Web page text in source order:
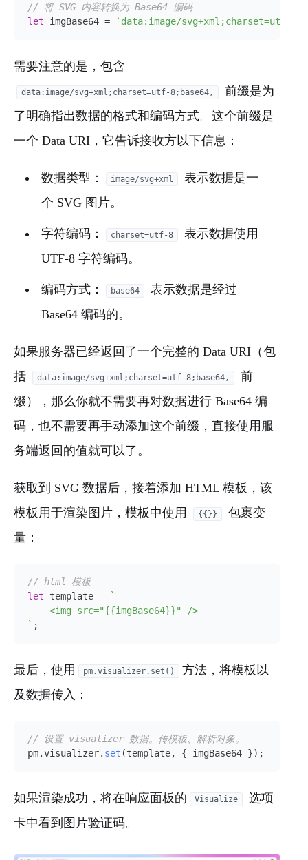
// 将 SVG 内容转换为 Base64 编码
let imgBase64 = `data:image/svg+xml;charset=utf-
需要注意的是，包含
data:image/svg+xml;charset=utf-8;base64,
前缀是为
了明确指出数据的格式和编码方式。这个前缀是
一个 Data URI，它告诉接收方以下信息：
数据类型： image/svg+xml
表示数据是一
个 SVG 图片。
字符编码： charset=utf-8
表示数据使用
UTF-8 字符编码。
编码方式： base64
表示数据是经过
Base64 编码的。
如果服务器已经返回了一个完整的 Data URI（包
括
data:image/svg+xml;charset=utf-8;base64,
前
缀），那么你就不需要再对数据进行 Base64 编
码，也不需要再手动添加这个前缀，直接使用服
务端返回的值就可以了。
获取到 SVG 数据后，接着添加 HTML 模板，该
模板用于渲染图片，模板中使用
{{}}
包裹变
量：
// html 模板
let template =
`
    <img src="{{imgBase64}}" />
` ;
最后，使用 pm.visualizer.set()
方法，将模板以
及数据传入：
// 设置 visualizer 数据。传模板、解析对象。
pm.visualizer. set (template, { imgBase64 });
如果渲染成功，将在响应面板的 Visualize
选项
卡中看到图片验证码。